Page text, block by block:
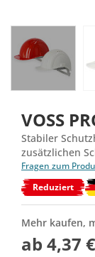
VOSS
Stabiler
zusätzlichen
Fragen zum
Reduziert
Mehr kaufen,
ab 4,37